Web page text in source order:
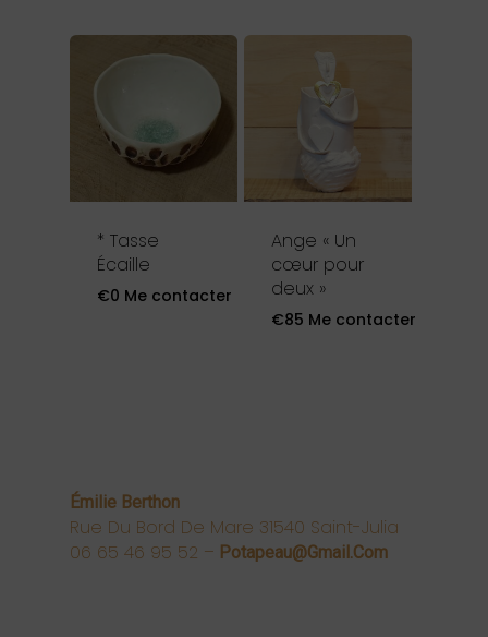
* Tasse
Écaille
€0 Me contacter
Ange « Un
cœur pour
deux »
€85 Me contacter
Émilie Berthon
Rue Du Bord De Mare 31540 Saint-Julia
06 65 46 95 52 – Potapeau@gmail.com